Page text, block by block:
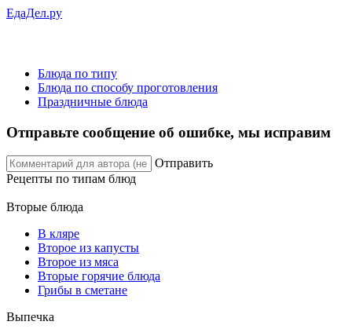
ЕдаДел.ру
Блюда по типу
Блюда по способу проготовления
Праздничные блюда
Отправьте сообщение об ошибке, мы исправим
Отправить
Рецепты по типам блюд
Вторые блюда
В кляре
Второе из капусты
Второе из мяса
Вторые горячие блюда
Грибы в сметане
Выпечка